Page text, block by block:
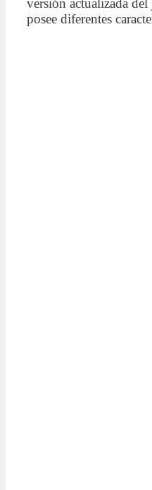
versión actualizada
posee diferentes